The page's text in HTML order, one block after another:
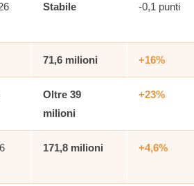
Stabile -0,1 punti
71,6 milioni +16%
Oltre 39
milioni
+23%
171,8 milioni +4,6%